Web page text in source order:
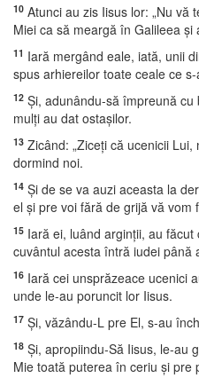
10 Atunci au zis Iisus lor: „Nu vă
Miei ca să meargă în Galileea şi
11 Iară mergând eale, iată, unii
spus arhiereilor toate ceale ce
12 Şi, adunându-să împreună
mulţi au dat ostaşilor.
13 Zicând: „Ziceţi că ucenicii
dormind noi.
14 Şi de se va auzi aceasta la
el şi pre voi fără de grijă vă vom
15 Iară ei, luând arginţii, au
cuvântul acesta întră iudei până
16 Iară cei unsprăzeace ucenici
unde le-au poruncit lor Iisus.
17 Şi, văzându-L pre El, s-au
18 Şi, apropiindu-Să Iisus, le-au
Mie toată puterea în ceriu şi pre